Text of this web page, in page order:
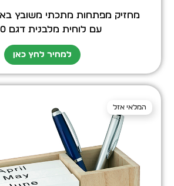
מחזיק מפתחות מתכתי משובץ
עם לוחית מלבנית דגם 2980
למחיר לחץ כאן
המלאי אזל